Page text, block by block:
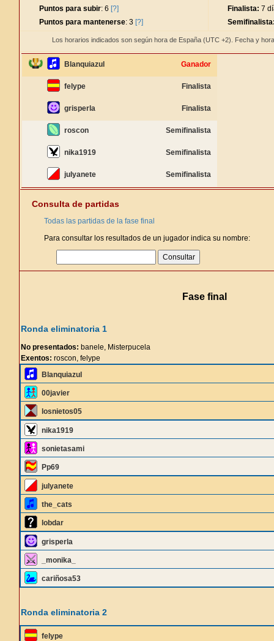
Puntos para subir: 6 [?]
Puntos para mantenerse: 3 [?]
Finalista: 7
Los horarios indicados son según hora de España (UTC +2). Fecha y
Blanquiazul Ganador
felype Finalista
grisperla Finalista
roscon Semifinalista
nika1919 Semifinalista
julyanete Semifinalista
Consulta de partidas
Todas las partidas de la fase final
Para consultar los resultados de un jugador indica su nombre:
Fase final
Ronda eliminatoria 1
No presentados: banele, Misterpucela
Exentos: roscon, felype
Blanquiazul
00javier
losnietos05
nika1919
sonietasami
Pp69
julyanete
the_cats
lobdar
grisperla
_monika_
cariñosa53
Ronda eliminatoria 2
felype